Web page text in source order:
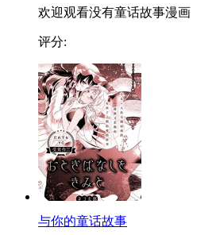
欢迎观看没有童话故事漫画
评分:
与你的童话故事